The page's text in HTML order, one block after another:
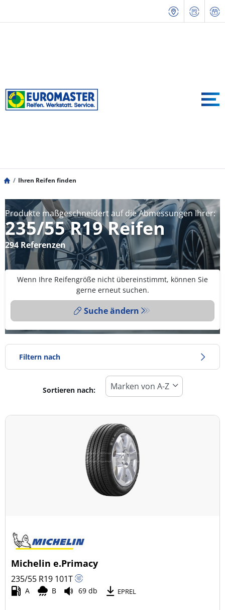
Ihren Reifen finden
Produkte maßgeschneidert auf die Abmessungen Ihrer:
235/55 R19 Reifen
294 Referenzen
Wenn Ihre Reifengröße nicht übereinstimmt, können Sie
gerne erneut suchen.
Suche ändern
Filtern nach
Reifentyp
Alle Arten (294)
Ganzjahresreifen (55)
Pkw (161)
Transporter (0)
Wohnmobil (0)
Sortieren nach:
Michelin e.Primacy
235/55 R19 101T
A B 69 db EPREL